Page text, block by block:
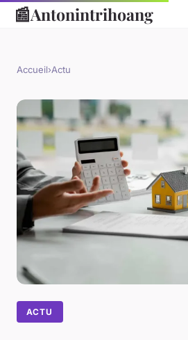
📰Antonintrihoang
Accueil›Actu
ACTU